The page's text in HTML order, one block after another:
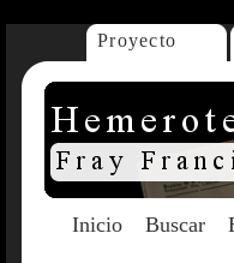
Proyecto
Inicio Buscar